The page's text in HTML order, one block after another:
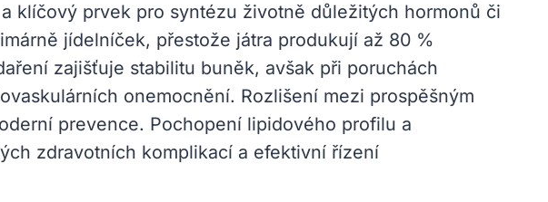
klíčový prvek pro syntézu životně důležitých hormonů či
jídelníček, přestože játra produkují až 80 %
zajišťuje stabilitu buněk, avšak při poruchách
onemocnění. Rozlišení mezi prospěšným
prevence. Pochopení lipidového profilu a
zdravotních komplikací a efektivní řízení